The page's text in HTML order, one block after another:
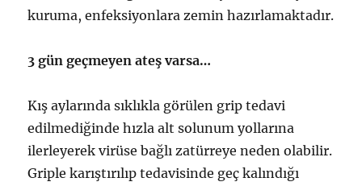
kuruma, enfeksiyonlara zemin hazırlamaktadır.
3 gün geçmeyen ateş varsa…
Kış aylarında sıklıkla görülen grip tedavi
edilmediğinde hızla alt solunum yollarına
ilerleyerek virüse bağlı zatürreye neden olabilir.
Griple karıştırılıp tedavisinde geç kalındığı